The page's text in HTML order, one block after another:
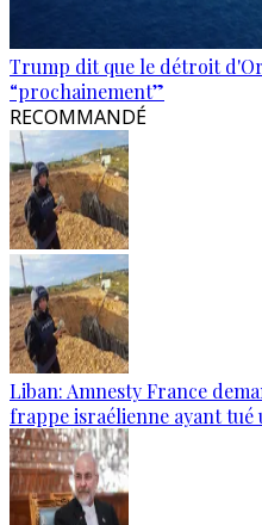
Trump dit que le détroit
“prochainement”
RECOMMANDÉ
Liban: Amnesty France
frappe israélienne ayant tué